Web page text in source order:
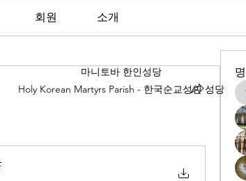
회원 소개
명
마니토바 한인성당
Holy Korean Martyrs Parish - 한국순교성인 성당